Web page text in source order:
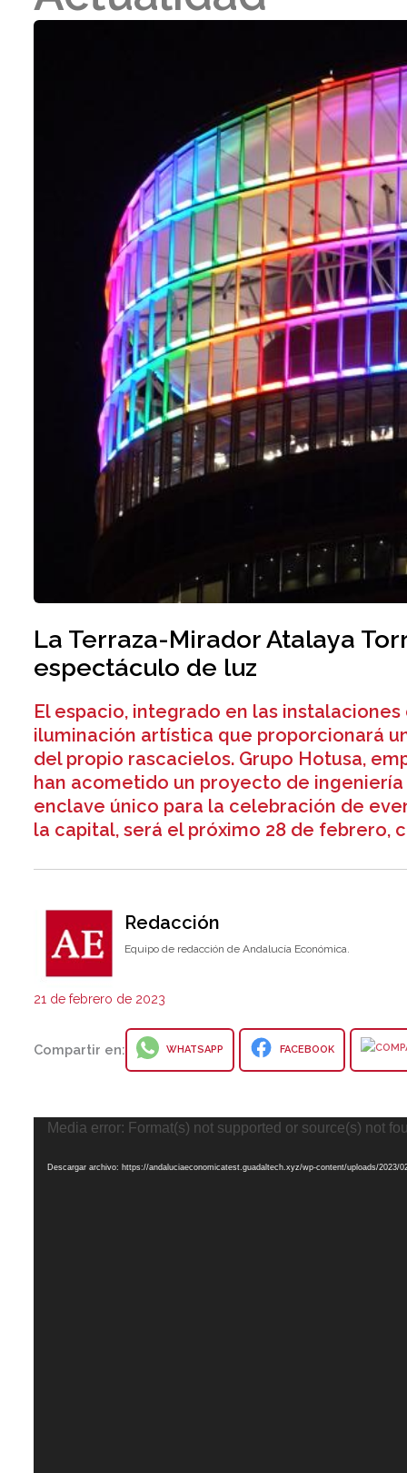
La Terraza-Mirador Atalaya
espectáculo de luz
El espacio, integrado en las
iluminación artística que proporcionará
del propio rascacielos. Grupo Hotusa,
han acometido un proyecto de
enclave único para la celebración de
la capital, será el próximo 28 de febrero,
Redacción
Equipo de redacción de Andalucía Económica.
21 de febrero de 2023
Compartir en: WHATSAPP FACEBOOK
Reproductor
vídeo
Media error: Format(s) not supported or source(s) not
Descargar archivo: https://andaluciaeconomicatest.guadaltech.xyz/wp-content/uploads/2023/